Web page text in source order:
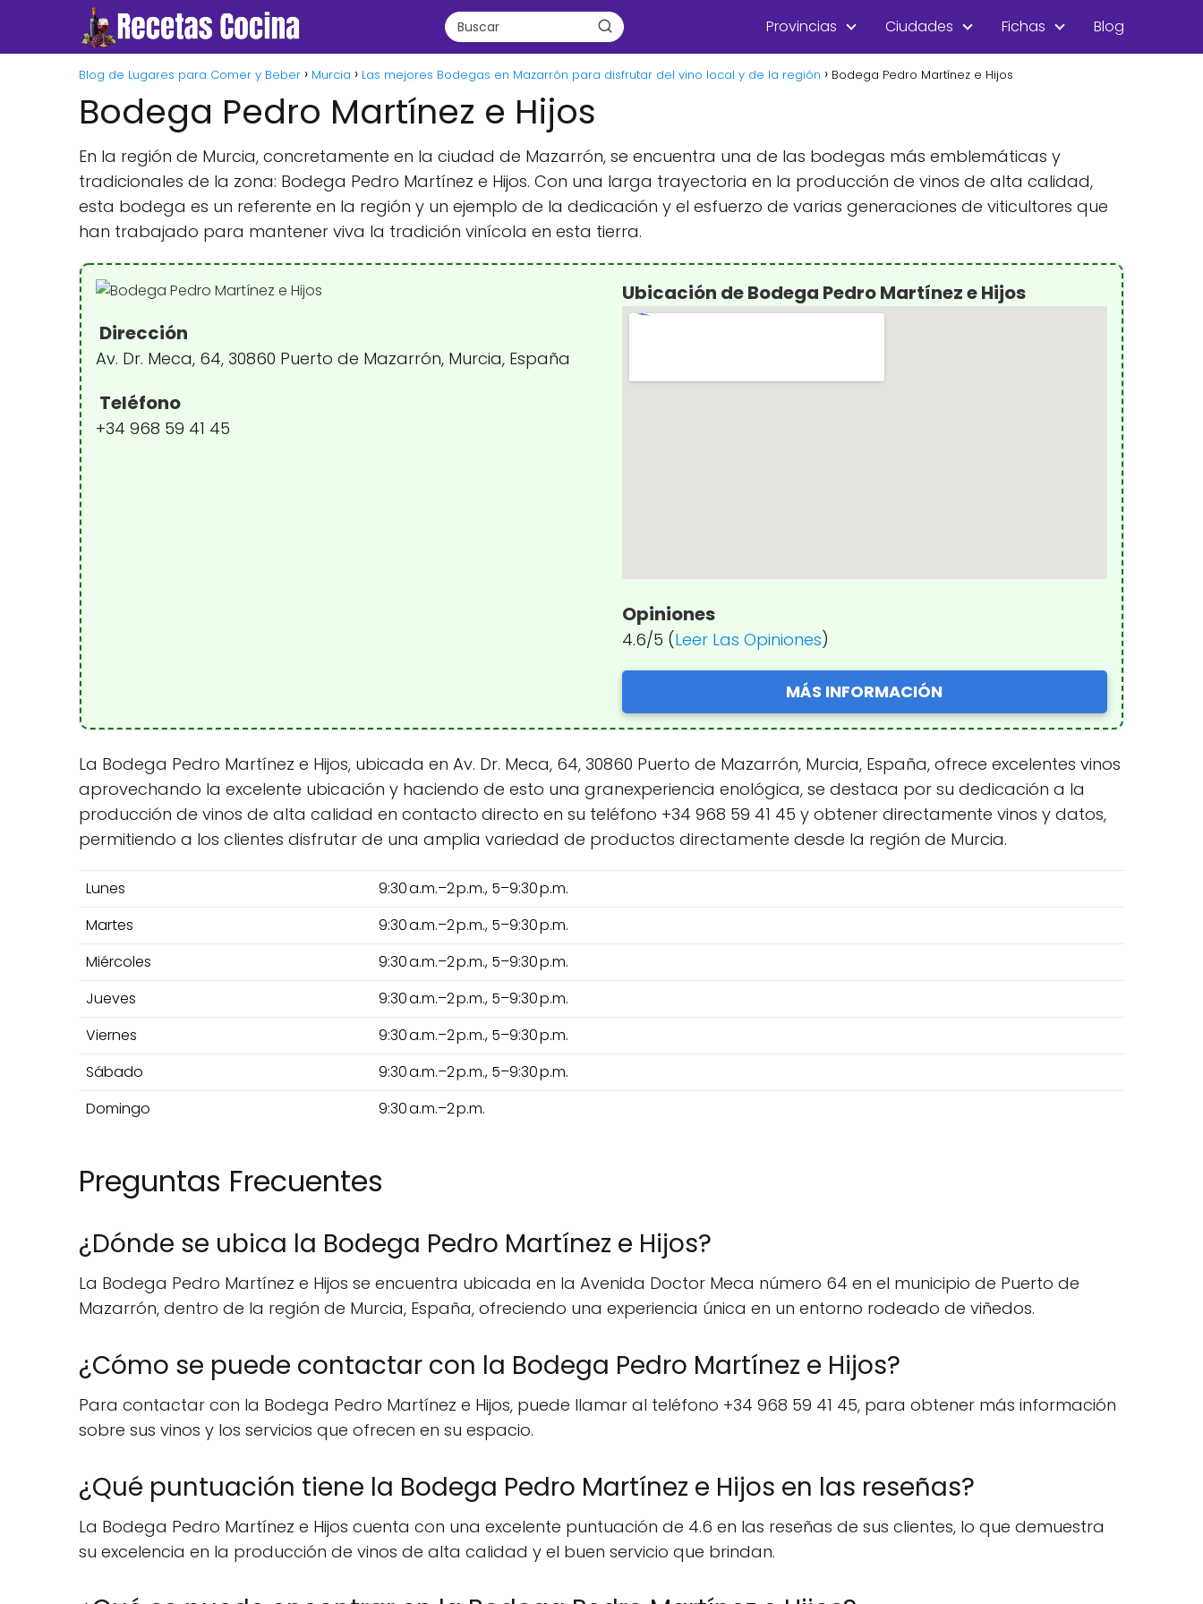
Provincias Ciudades Fichas Blog
Blog de Lugares para Comer y Beber Murcia Las mejores Bodegas en Mazarrón para disfrutar del vino local y de la región Bodega Pedro Martínez e Hijos
Bodega Pedro Martínez e Hijos
En la región de Murcia, concretamente en la ciudad de Mazarrón, se encuentra una de las bodegas más emblemáticas y
tradicionales de la zona: Bodega Pedro Martínez e Hijos. Con una larga trayectoria en la producción de vinos de alta calidad,
esta bodega es un referente en la región y un ejemplo de la dedicación y el esfuerzo de varias generaciones de viticultores que
han trabajado para mantener viva la tradición vinícola en esta tierra.
Dirección
Av. Dr. Meca, 64, 30860 Puerto de Mazarrón, Murcia, España
Teléfono
+34 968 59 41 45
Ubicación de Bodega Pedro Martínez e Hijos
Opiniones
4.6/5 (Leer Las Opiniones)
MÁS INFORMACIÓN
La Bodega Pedro Martínez e Hijos, ubicada en Av. Dr. Meca, 64, 30860 Puerto de Mazarrón, Murcia, España, ofrece excelentes vinos
aprovechando la excelente ubicación y haciendo de esto una granexperiencia enológica, se destaca por su dedicación a la
producción de vinos de alta calidad en contacto directo en su teléfono +34 968 59 41 45 y obtener directamente vinos y datos,
permitiendo a los clientes disfrutar de una amplia variedad de productos directamente desde la región de Murcia.
Lunes
9:30 a.m.–2 p.m., 5–9:30 p.m.
Martes
9:30 a.m.–2 p.m., 5–9:30 p.m.
Miércoles
9:30 a.m.–2 p.m., 5–9:30 p.m.
Jueves
9:30 a.m.–2 p.m., 5–9:30 p.m.
Viernes
9:30 a.m.–2 p.m., 5–9:30 p.m.
Sábado
9:30 a.m.–2 p.m., 5–9:30 p.m.
Domingo
9:30 a.m.–2 p.m.
Preguntas Frecuentes
¿Dónde se ubica la Bodega Pedro Martínez e Hijos?
La Bodega Pedro Martínez e Hijos se encuentra ubicada en la Avenida Doctor Meca número 64 en el municipio de Puerto de
Mazarrón, dentro de la región de Murcia, España, ofreciendo una experiencia única en un entorno rodeado de viñedos.
¿Cómo se puede contactar con la Bodega Pedro Martínez e Hijos?
Para contactar con la Bodega Pedro Martínez e Hijos, puede llamar al teléfono +34 968 59 41 45, para obtener más información
sobre sus vinos y los servicios que ofrecen en su espacio.
¿Qué puntuación tiene la Bodega Pedro Martínez e Hijos en las reseñas?
La Bodega Pedro Martínez e Hijos cuenta con una excelente puntuación de 4.6 en las reseñas de sus clientes, lo que demuestra
su excelencia en la producción de vinos de alta calidad y el buen servicio que brindan.